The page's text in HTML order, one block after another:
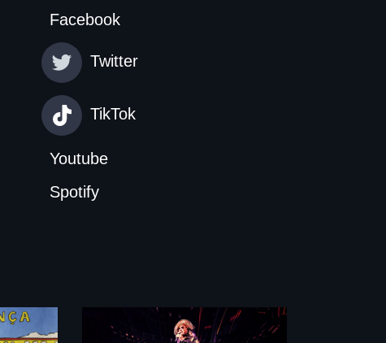
Facebook
Twitter
TikTok
Youtube
Spotify